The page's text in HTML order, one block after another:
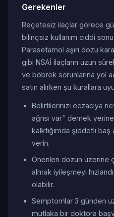
Gerekenler
Reçetesiz ilaçlar görece
bilinçsiz kullanım ciddi
Parasetamol aşırı dozu
gibi NSAİ ilaçların uzun
ve böbrek sorunlarına yol
satın alırken şu kurallara
Belirtilerinizi eczacıya
ağrısı var" demek
kalktığımda şiddetli baş
verin.
Önerilen dozun üzerine
almak iyileşmeyi
olabilir.
Semptomlar 3 günden
mutlaka bir doktora